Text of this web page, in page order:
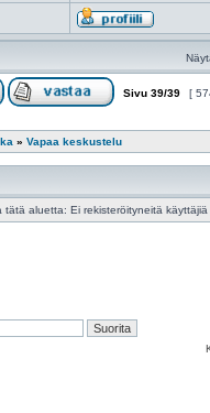
Sivu 39/39 [
» Vapaa keskustelu
tätä aluetta: Ei rekisteröityneitä käyttäjiä